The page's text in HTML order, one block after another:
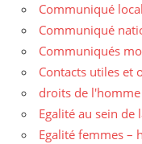
Communiqué local
Communiqué
Communiqués
Contacts utiles et
droits de l'homme
Egalité au sein de
Egalité femmes –